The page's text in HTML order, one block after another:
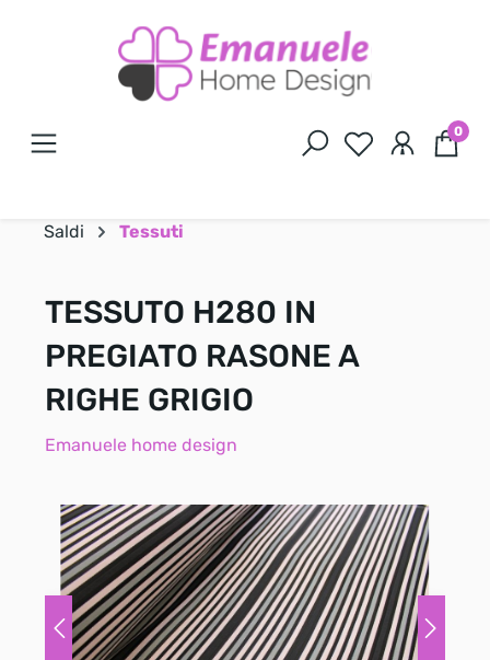
0
Saldi Tessuti
TESSUTO H280 IN
PREGIATO RASONE A
RIGHE GRIGIO
Emanuele home design